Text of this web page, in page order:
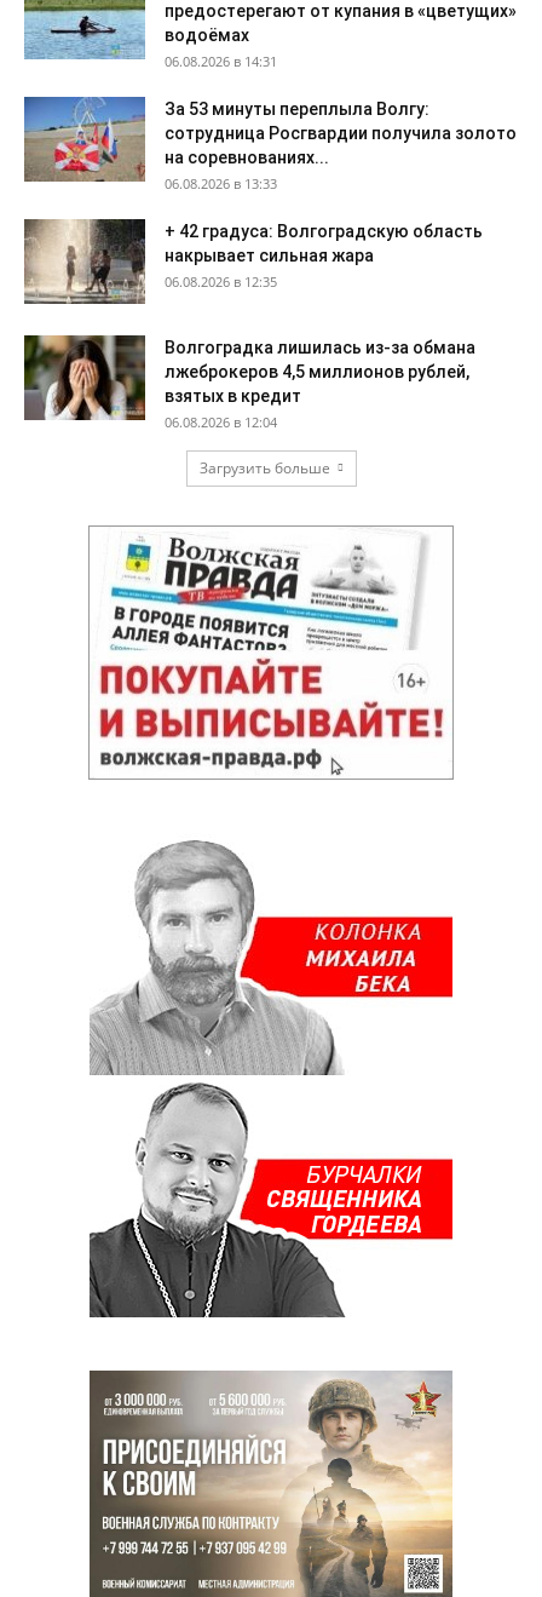
предостерегают от купания в «цветущих»
водоёмах
06.08.2026 в 14:31
За 53 минуты переплыла Волгу:
сотрудница Росгвардии получила золото
на соревнованиях...
06.08.2026 в 13:33
+ 42 градуса: Волгоградскую область
накрывает сильная жара
06.08.2026 в 12:35
Волгоградка лишилась из-за обмана
лжеброкеров 4,5 миллионов рублей,
взятых в кредит
06.08.2026 в 12:04
Загрузить больше